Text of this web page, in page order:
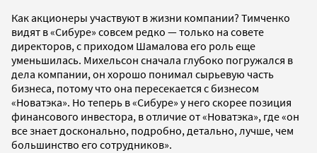
Как акционеры участвуют в жизни компании? Тимченко
видят в «Сибуре» совсем редко — только на совете
директоров, с приходом Шамалова его роль еще
уменьшилась. Михельсон сначала глубоко погружался в
дела компании, он хорошо понимал сырьевую часть
бизнеса, потому что она пересекается с бизнесом
«Новатэка». Но теперь в «Сибуре» у него скорее позиция
финансового инвестора, в отличие от «Новатэка», где «он
все знает досконально, подробно, детально, лучше, чем
большинство его сотрудников».